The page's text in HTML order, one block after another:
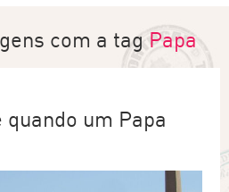
com a tagPapa
quando um Papa